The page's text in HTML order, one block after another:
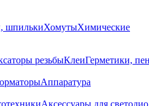
шпилькиХомутыХимические
резьбыКлеиГерметики,
Аппаратура
Аксессуары для